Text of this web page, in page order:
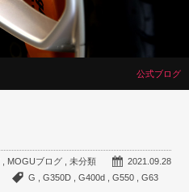
公式ブログ
2021.09.28
MOGUブログ, 未分類
G
G350D, G400d, G550, G63